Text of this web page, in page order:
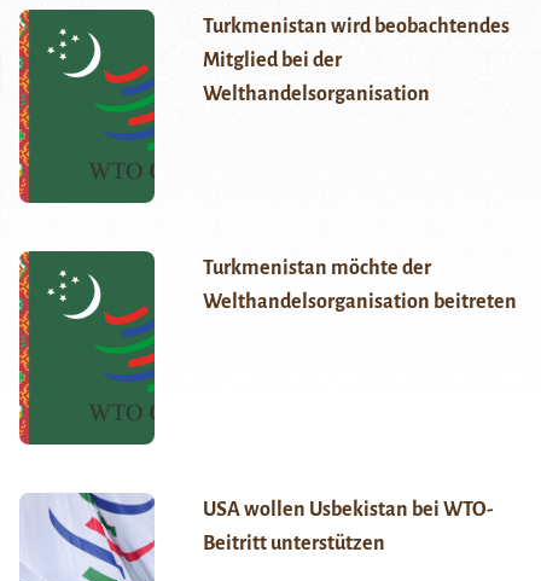
Turkmenistan wird beobachtendes
Mitglied bei der
Welthandelsorganisation
Turkmenistan möchte der
Welthandelsorganisation beitreten
USA wollen Usbekistan bei WTO-
Beitritt unterstützen